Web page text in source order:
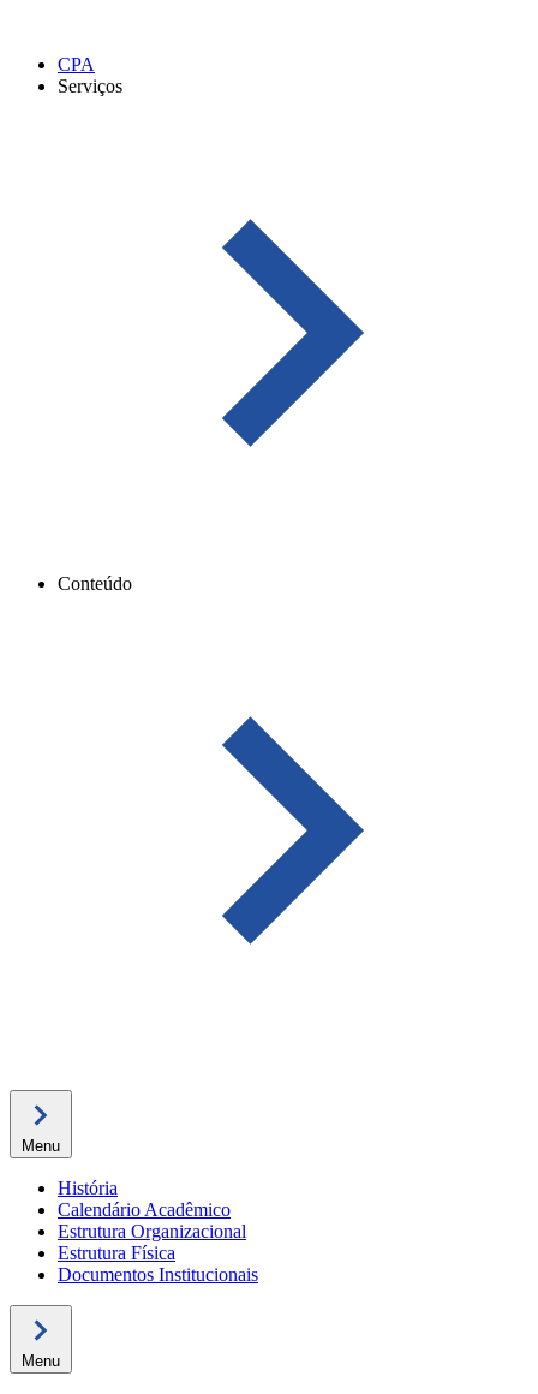
CPA
Serviços
Conteúdo
Menu
História
Calendário Acadêmico
Estrutura Organizacional
Estrutura Física
Documentos Institucionais
Menu